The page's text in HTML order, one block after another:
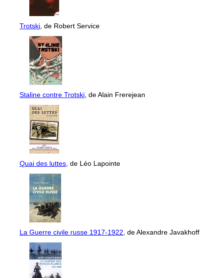
Trotski , de Robert Service
Staline contre Trotski , de Alain Frerejean
Quai des luttes , de Léo Lapointe
La Guerre civile russe 1917-1922 , de Alexandre Javakhoff